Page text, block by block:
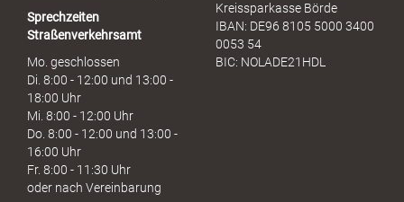
Sprechzeiten
Straßenverkehrsamt
Mo. geschlossen
Di. 8:00 - 12:00 und 13:00 -
18:00 Uhr
Mi. 8:00 - 12:00 Uhr
Do. 8:00 - 12:00 und 13:00 -
16:00 Uhr
Fr. 8:00 - 11:30 Uhr
oder nach Vereinbarung
Kreissparkasse Börde
IBAN: DE96 8105 5000 3400
0053 54
BIC: NOLADE21HDL